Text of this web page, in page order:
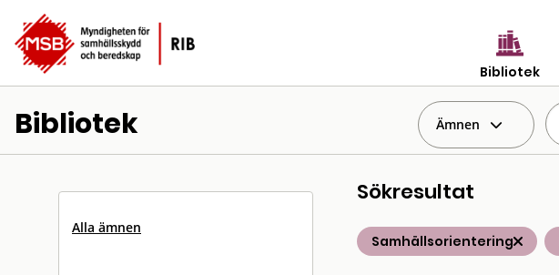
Bibliotek
Bibliotek Ämnen
Alla ämnen
Sökresultat
Samhällsorientering